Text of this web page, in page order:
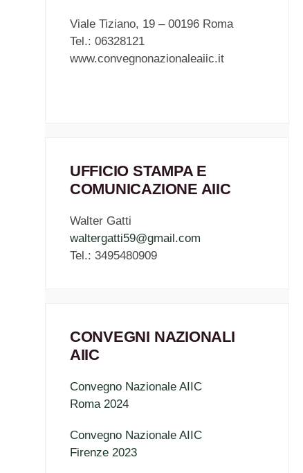
Viale Tiziano, 19 – 00196 Roma
Tel.: 06328121
www.convegnonazionaleaiic.it
UFFICIO STAMPA E
COMUNICAZIONE AIIC
Walter Gatti
waltergatti59@gmail.com
Tel.: 3495480909
CONVEGNI NAZIONALI
AIIC
Convegno Nazionale AIIC
Roma 2024
Convegno Nazionale AIIC
Firenze 2023